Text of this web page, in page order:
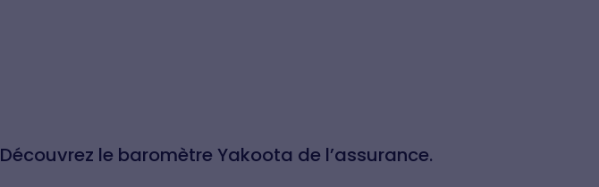
Découvrez le baromètre Yakoota de l’assurance.